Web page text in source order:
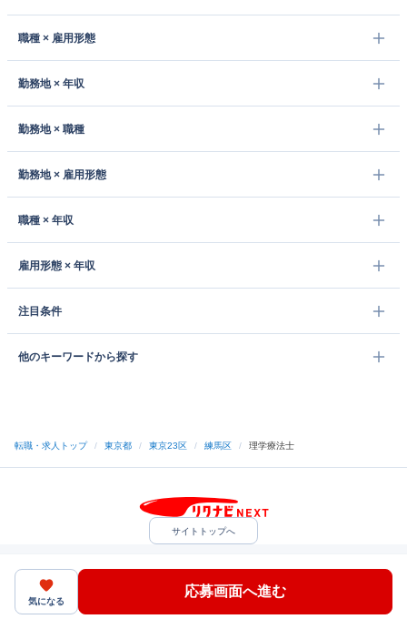
職種 × 雇用形態
勤務地 × 年収
勤務地 × 職種
勤務地 × 雇用形態
職種 × 年収
雇用形態 × 年収
注目条件
他のキーワードから探す
転職・求人トップ / 東京都 / 東京23区 / 練馬区 / 理学療法士
気になる
応募画面へ進む
サイトトップへ
中途採用をご検討の企業様
ヘルプ・お問い合わせ
（C）Indeed Inc.